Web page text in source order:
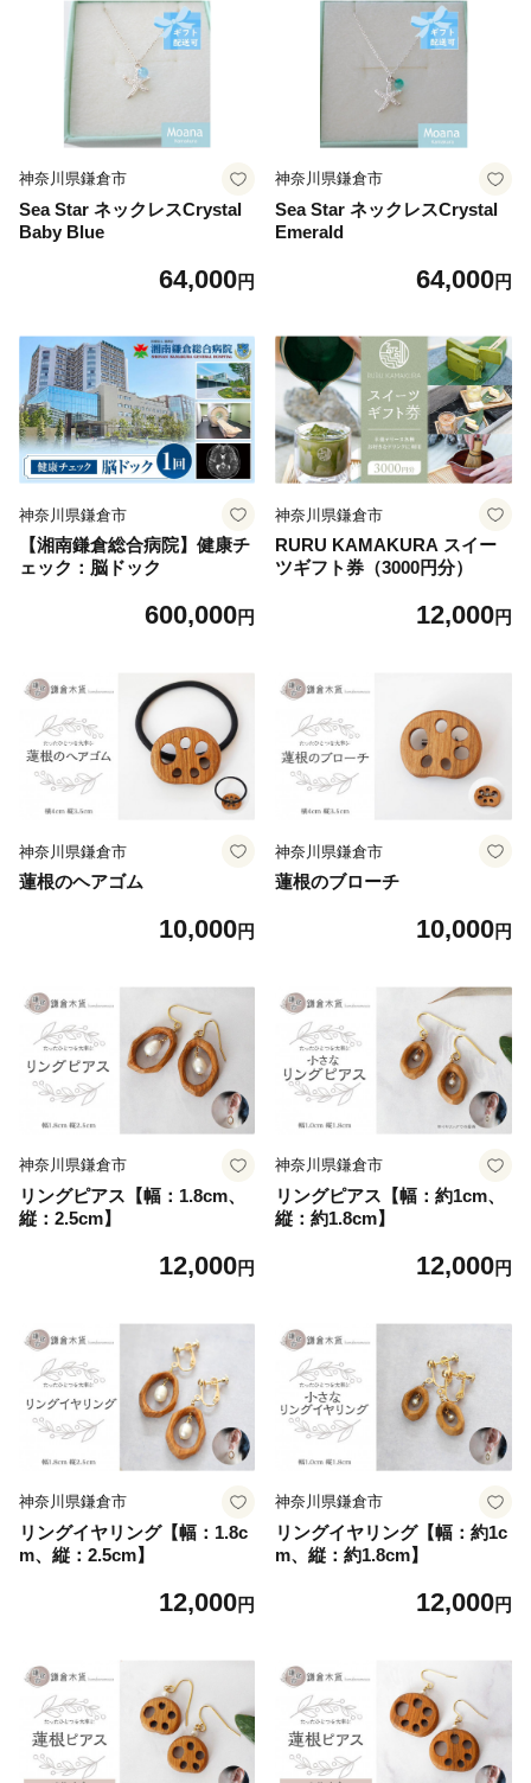
神奈川県鎌倉市
Sea Star ネックレスCrystal
Baby Blue
64,000円
神奈川県鎌倉市
Sea Star ネックレスCrystal
Emerald
64,000円
神奈川県鎌倉市
【湘南鎌倉総合病院】健康チ
ェック：脳ドック
600,000円
神奈川県鎌倉市
RURU KAMAKURA スイー
ツギフト券（3000円分）
12,000円
神奈川県鎌倉市
蓮根のヘアゴム
10,000円
神奈川県鎌倉市
蓮根のブローチ
10,000円
神奈川県鎌倉市
リングピアス【幅：1.8cm、
縦：2.5cm】
12,000円
神奈川県鎌倉市
リングピアス【幅：約1cm、
縦：約1.8cm】
12,000円
神奈川県鎌倉市
リングイヤリング【幅：1.8c
m、縦：2.5cm】
12,000円
神奈川県鎌倉市
リングイヤリング【幅：約1c
m、縦：約1.8cm】
12,000円